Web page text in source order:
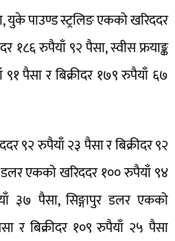
युके पाउण्ड स्ट्रलिङ एकको खरिददर
१८६ रुपैयाँ ९२ पैसा, स्वीस फ्रयाङ्क
पैसा र बिक्रीदर १७९ रुपैयाँ ६७
९२ रुपैयाँ २३ पैसा र बिक्रीदर ९२
एकको खरिददर १०० रुपैयाँ ९४
३७ पैसा, सिङ्गापुर डलर एकको
र बिक्रीदर १०९ रुपैयाँ २५ पैसा